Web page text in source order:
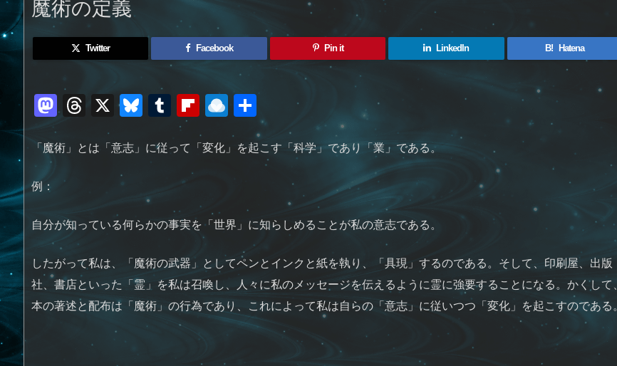
魔術の定義
Twitter Facebook Pin it LinkedIn B! Hatena
M
st
o
o
n
T
re
s
X Bl
e
y
T
u
m
bl
Fl
ip
b
d
R
ai
n
p.
有
「魔術」とは「意志」に従って「変化」を起こす「科学」であり「業」である。
例：
自分が知っている何らかの事実を「世界」に知らしめることが私の意志である。
したがって私は、「魔術の武器」としてペンとインクと紙を執り、「具現」するのである。そして、印刷屋、出版
社、書店といった「霊」を私は召喚し、人々に私のメッセージを伝えるように霊に強要することになる。かくして、
本の著述と配布は「魔術」の行為であり、これによって私は自らの「意志」に従いつつ「変化」を起こすのである。